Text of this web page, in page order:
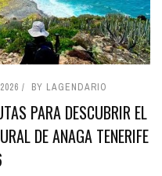
BY LAGENDARIO
PARA DESCUBRIR EL
DE ANAGA TENERIFE